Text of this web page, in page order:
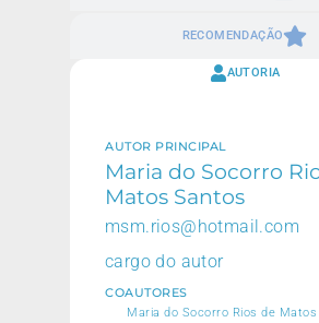
RECOMENDAÇÃO
AUTORIA
AUTOR PRINCIPAL
Maria do Socorro
Matos Santos
msm.rios@hotmail.com
cargo do autor
COAUTORES
Maria do Socorro Rios de Matos